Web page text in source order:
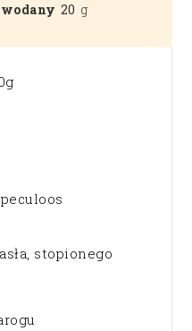
20 g
stopionego